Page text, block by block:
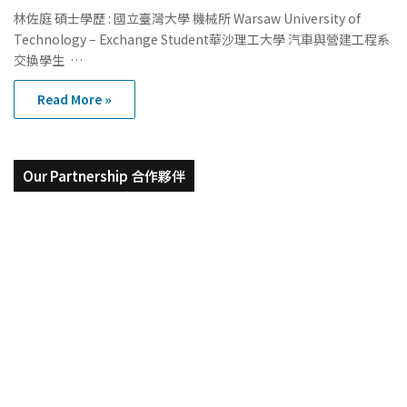
林佐庭 碩士學歷 : 國立臺灣大學 機械所 Warsaw University of
Technology – Exchange Student華沙理工大學 汽車與營建工程系
交換學生 …
Read More »
Our Partnership 合作夥伴